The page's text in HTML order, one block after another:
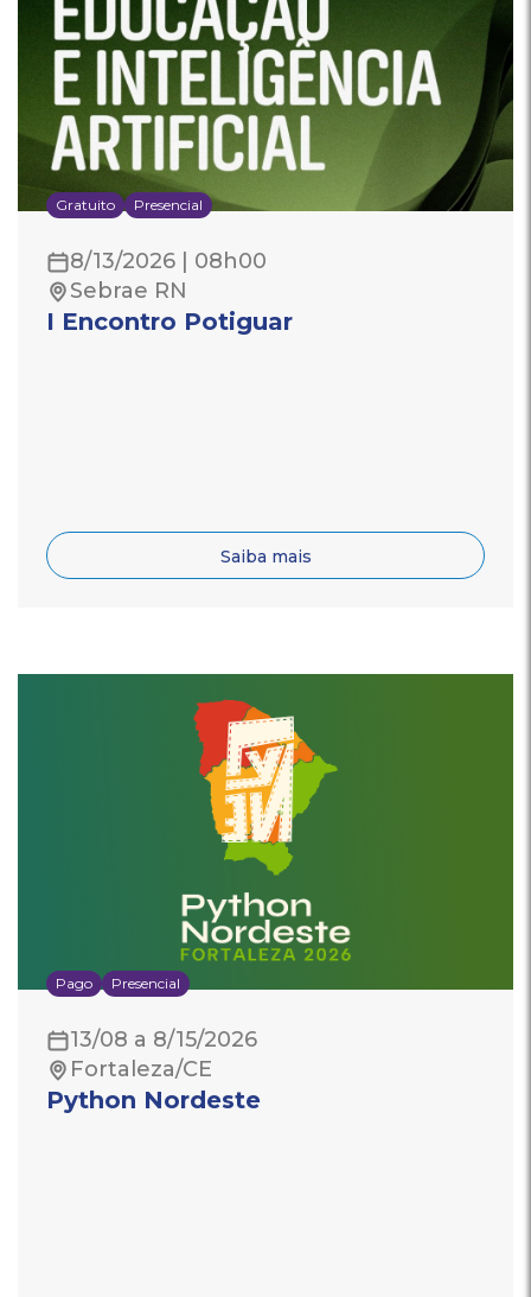
Gratuito Presencial
8/13/2026 | 08h00
Sebrae RN
I Encontro Potiguar
Saiba mais
Pago Presencial
13/08 a 8/15/2026
Fortaleza/CE
Python Nordeste